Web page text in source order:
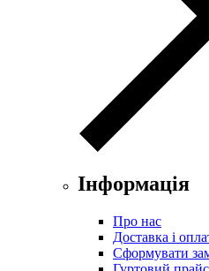
Інформація
Про нас
Доставка і
Сформувати